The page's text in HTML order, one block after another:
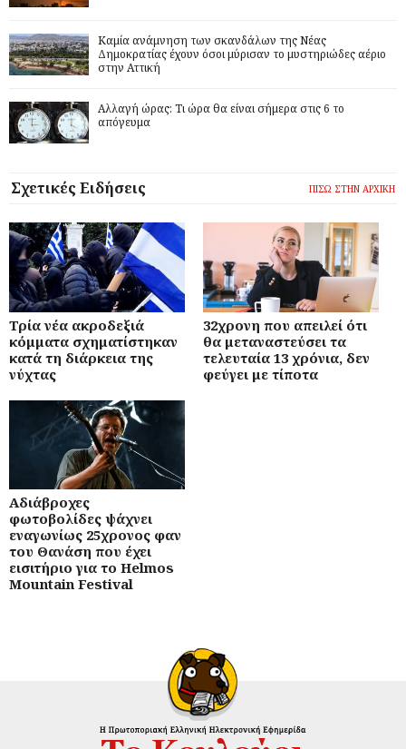
Καμία ανάμνηση των σκανδάλων της Νέας
Δημοκρατίας έχουν όσοι μύρισαν το μυστηριώδες αέριο
στην Αττική
Αλλαγή ώρας: Τι ώρα θα είναι σήμερα στις 6 το
απόγευμα
Σχετικές Ειδήσεις ΠΙΣΩ ΣΤΗΝ ΑΡΧΙΚΗ
Τρία νέα ακροδεξιά
κόμματα σχηματίστηκαν
κατά τη διάρκεια της
νύχτας
32χρονη που απειλεί ότι
θα μεταναστεύσει τα
τελευταία 13 χρόνια, δεν
φεύγει με τίποτα
Αδιάβροχες
φωτοβολίδες ψάχνει
εναγωνίως 25χρονος φαν
του Θανάση που έχει
εισιτήριο για το Helmos
Mountain Festival